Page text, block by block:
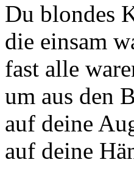
Du blondes
die einsam
fast alle
um aus den
auf deine
auf deine